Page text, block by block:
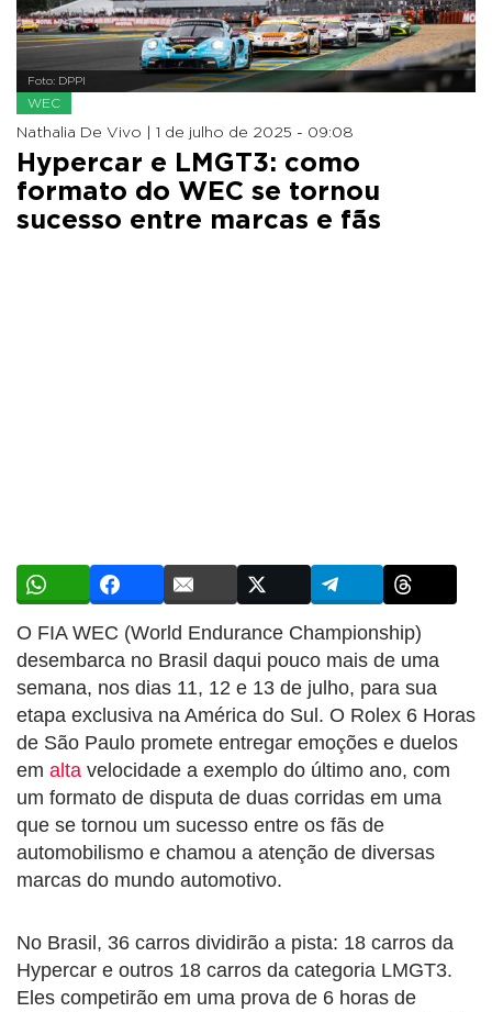
Foto: DPPI
WEC
Nathalia De Vivo | 1 de julho de 2025 - 09:08
Hypercar e LMGT3: como
formato do WEC se tornou
sucesso entre marcas e fãs
O FIA WEC (World Endurance Championship)
desembarca no Brasil daqui pouco mais de uma
semana, nos dias 11, 12 e 13 de julho, para sua
etapa exclusiva na América do Sul. O Rolex 6 Horas
de São Paulo promete entregar emoções e duelos
em alta velocidade a exemplo do último ano, com
um formato de disputa de duas corridas em uma
que se tornou um sucesso entre os fãs de
automobilismo e chamou a atenção de diversas
marcas do mundo automotivo.
No Brasil, 36 carros dividirão a pista: 18 carros da
Hypercar e outros 18 carros da categoria LMGT3.
Eles competirão em uma prova de 6 horas de